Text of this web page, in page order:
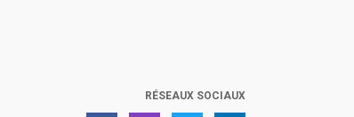
RÉSEAUX SOCIAUX